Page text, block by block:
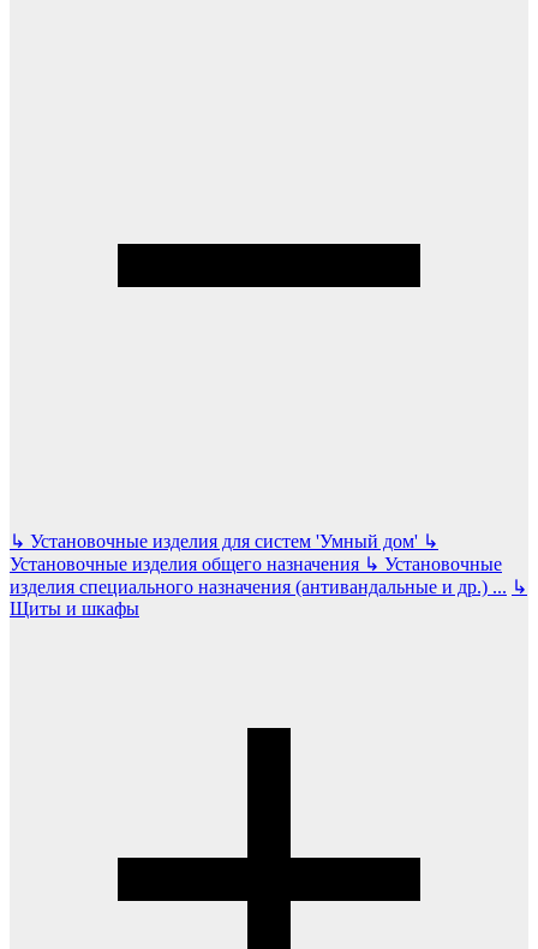
↳ Установочные изделия для систем 'Умный дом' ↳
Установочные изделия общего назначения ↳ Установочные
изделия специального назначения (антивандальные и др.) ... ↳
Щиты и шкафы